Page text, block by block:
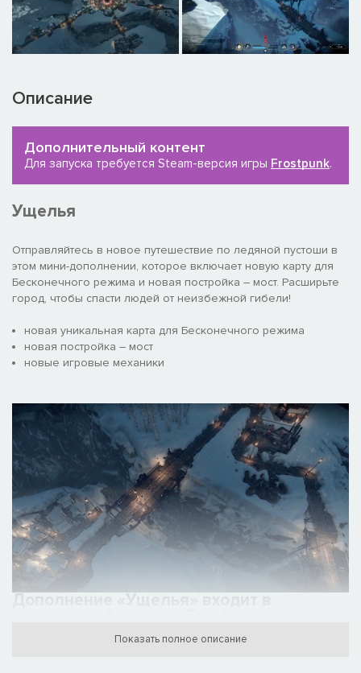
Описание
Дополнительный контент
Для запуска требуется Steam-версия игры Frostpunk.
Ущелья
Отправляйтесь в новое путешествие по ледяной пустоши в
этом мини-дополнении, которое включает новую карту для
Бесконечного режима и новая постройка – мост. Расширьте
город, чтобы спасти людей от неизбежной гибели!
новая уникальная карта для Бесконечного режима
новая постройка – мост
новые игровые механики
сезонный абонементдля Frostpunk
Показать полное описание